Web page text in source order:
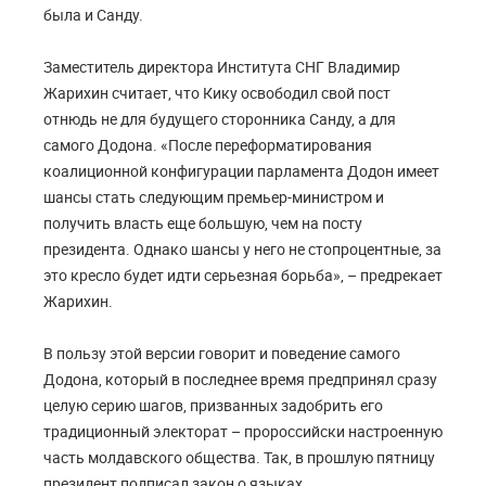
была и Санду.
Заместитель директора Института СНГ Владимир
Жарихин считает, что Кику освободил свой пост
отнюдь не для будущего сторонника Санду, а для
самого Додона. «После переформатирования
коалиционной конфигурации парламента Додон имеет
шансы стать следующим премьер-министром и
получить власть еще большую, чем на посту
президента. Однако шансы у него не стопроцентные, за
это кресло будет идти серьезная борьба», – предрекает
Жарихин.
В пользу этой версии говорит и поведение самого
Додона, который в последнее время предпринял сразу
целую серию шагов, призванных задобрить его
традиционный электорат – пророссийски настроенную
часть молдавского общества. Так, в прошлую пятницу